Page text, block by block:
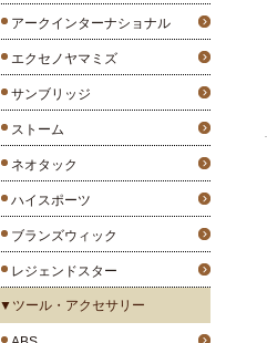
アークインターナショナル
エクセノヤマミズ
サンブリッジ
ストーム
ネオタック
ハイスポーツ
ブランズウィック
レジェンドスター
▼ツール・アクセサリー